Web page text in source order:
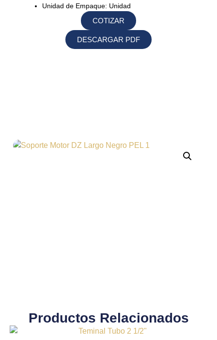
Unidad de Empaque: Unidad
COTIZAR
DESCARGAR PDF
Productos Relacionados